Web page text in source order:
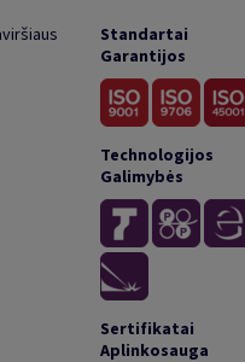
Standartai
Garantijos
Technologijos
Galimybės
Sertifikatai
Aplinkosauga